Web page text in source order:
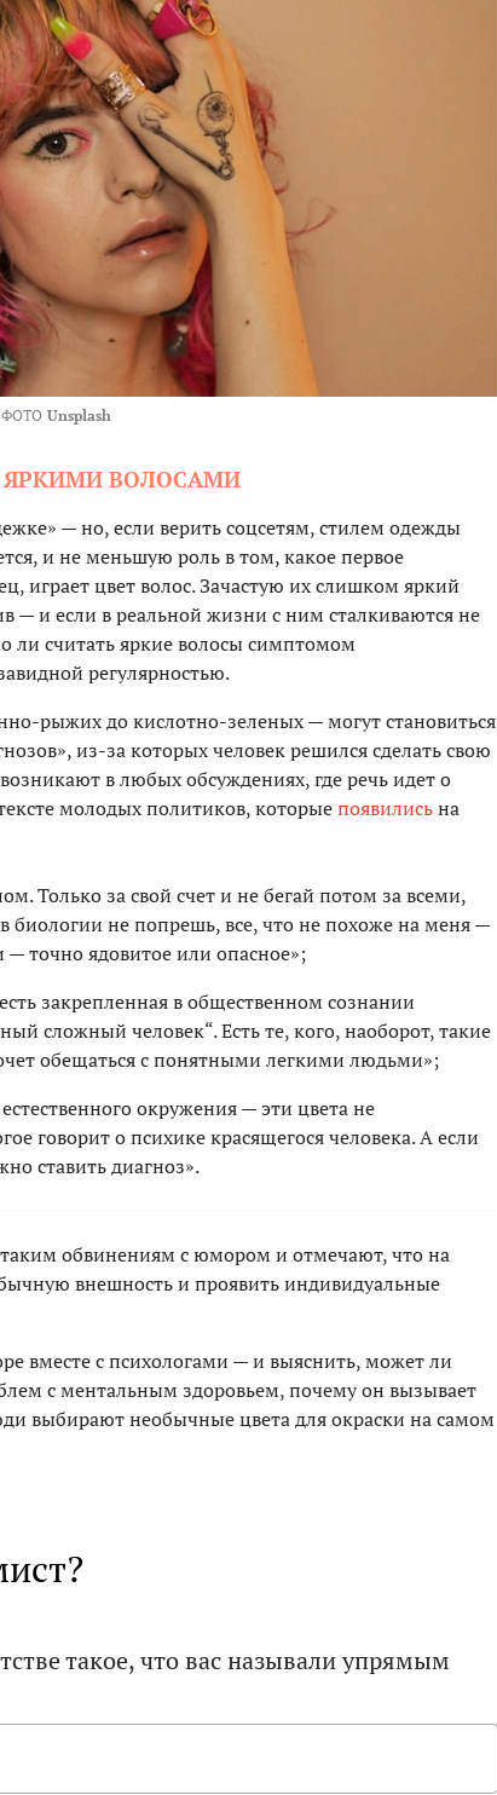
ФОТО Unsplash
ВОЛОСАМИ
— но, если верить соцсетям, стилем одежды
и не меньшую роль в том, какое первое
играет цвет волос. Зачастую их слишком яркий
— и если в реальной жизни с ним сталкиваются не
ли считать яркие волосы симптомом
регулярностью.
рыжих до кислотно-зеленых — могут становиться
из-за которых человек решился сделать свою
в любых обсуждениях, где речь идет о
молодых политиков, которыепоявилисьна
Только за свой счет и не бегай потом за всеми,
биологии не попрешь, все, что не похоже на меня —
точно ядовитое или опасное»;
закрепленная в общественном сознании
сложный человек“. Есть те, кого, наоборот, такие
обещаться с понятными легкими людьми»;
окружения — эти цвета не
говорит о психике красящегося человека. А если
ставить диагноз».
таким обвинениям с юмором и отмечают, что на
внешность и проявить индивидуальные
вместе с психологами — и выяснить, может ли
с ментальным здоровьем, почему он вызывает
выбирают необычные цвета для окраски на самом
такое, что вас называли упрямым